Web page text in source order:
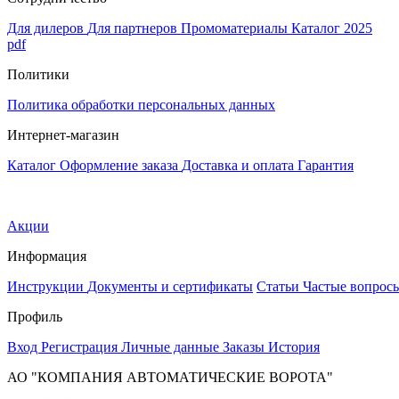
Для дилеров Для партнеров Промоматериалы Каталог 2025
pdf
Политики
Политика обработки персональных данных
Интернет-магазин
Каталог Оформление заказа Доставка и оплата Гарантия
Акции
Информация
Инструкции Документы и сертификаты Статьи Частые
Профиль
Вход Регистрация Личные данные Заказы История
АО "КОМПАНИЯ АВТОМАТИЧЕСКИЕ ВОРОТА"